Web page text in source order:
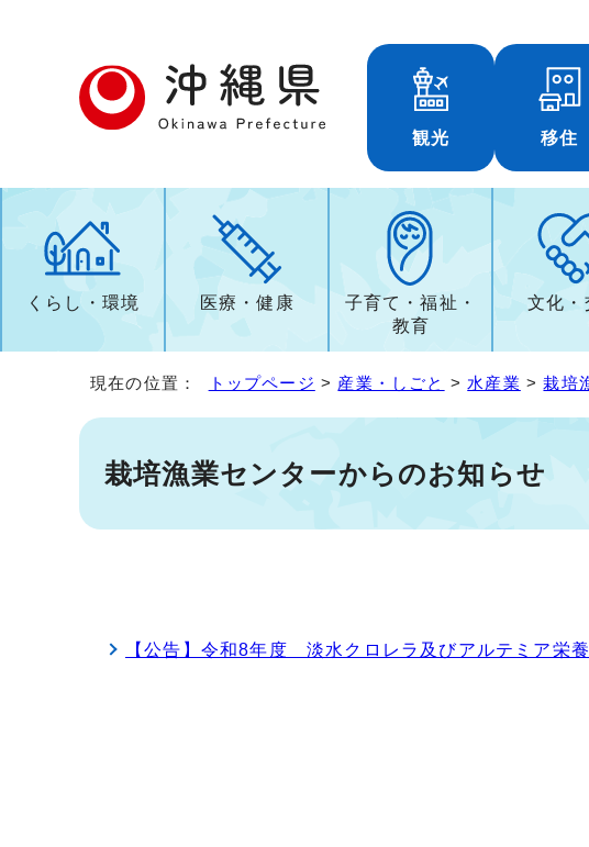
観光 移住
くらし・環境 医療・健康
子育て・福祉・
教育
文化・
現在の位置： トップページ > 産業・しごと > 水産業 >栽培
栽培漁業センターからのお知らせ
【公告】令和8年度 淡水クロレラ及びアルテミア栄